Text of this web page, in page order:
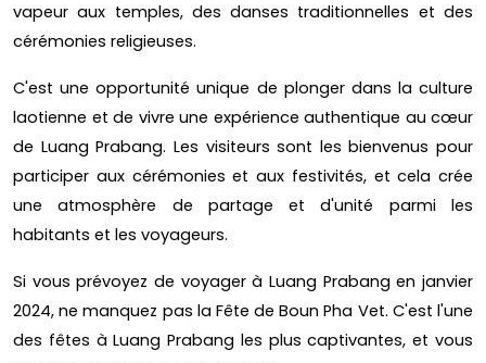
vapeur aux temples, des danses traditionnelles et des
cérémonies religieuses.
C'est une opportunité unique de plonger dans la culture
laotienne et de vivre une expérience authentique au cœur
de Luang Prabang. Les visiteurs sont les bienvenus pour
participer aux cérémonies et aux festivités, et cela crée
une atmosphère de partage et d'unité parmi les
habitants et les voyageurs.
Si vous prévoyez de voyager à Luang Prabang en janvier
2024, ne manquez pas la Fête de Boun Pha Vet. C'est l'une
des fêtes à Luang Prabang les plus captivantes, et vous